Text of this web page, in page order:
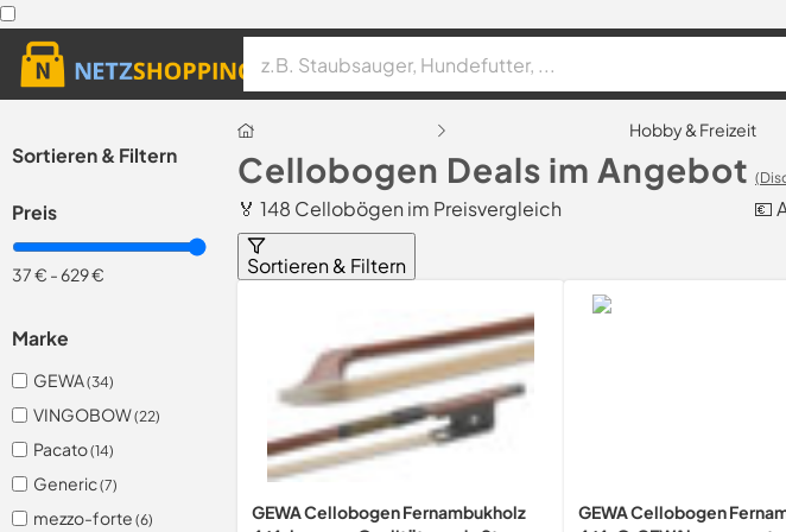
Sortieren & Filtern
Preis
37 € -629 €
Marke
GEWA(34)
VINGOBOW(22)
Pacato(14)
Generic(7)
mezzo-forte (6)
Hobby & Freizeit
Cellobogen Deals im Angebot
🏅 148 Cellobögen im Preisvergleich 💶
Sortieren & Filtern
GEWA Cellobogen Fernambukholz
GEWA Cellobogen